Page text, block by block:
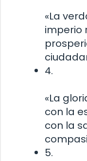
«La
imperio
4.
«La
con la
con la
5.